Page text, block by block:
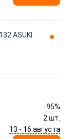
ASUKI
95%
2 шт.
13 - 16 августа